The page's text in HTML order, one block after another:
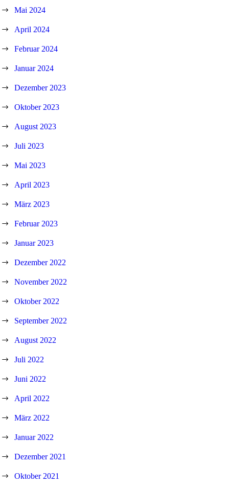
Mai 2024
April 2024
Februar 2024
Januar 2024
Dezember 2023
Oktober 2023
August 2023
Juli 2023
Mai 2023
April 2023
März 2023
Februar 2023
Januar 2023
Dezember 2022
November 2022
Oktober 2022
September 2022
August 2022
Juli 2022
Juni 2022
April 2022
März 2022
Januar 2022
Dezember 2021
Oktober 2021